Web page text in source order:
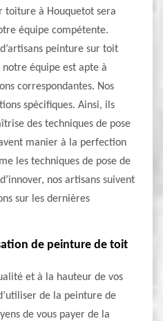
toiture à Houquetot sera
équipe compétente.
peinture sur toit
équipe est apte à
correspondantes. Nos
spécifiques. Ainsi, ils
des techniques de pose
manier à la perfection
les techniques de pose de
nos artisans suivent
sur les dernières
de peinture de toit
et à la hauteur de vos
de la peinture de
de vous payer de la